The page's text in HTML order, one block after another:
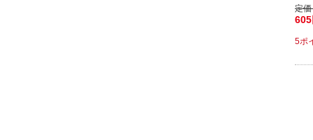
定
605
5ポ